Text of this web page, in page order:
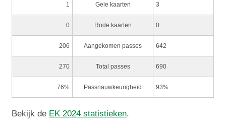
1 Gele kaarten 3
0 Rode kaarten 0
206 Aangekomen passes 642
270 Total passes 690
76% Passnauwkeurigheid 93%
Bekijk de EK 2024 statistieken.